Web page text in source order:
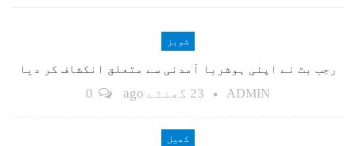
شوبز
رجب بٹ نے اپنی ہوشربا آمدنی سے متعلق انکشاف کر دیا
ADMIN 23 گھنٹے ago
کھیل